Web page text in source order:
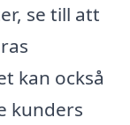
se till att
kan också
kunders